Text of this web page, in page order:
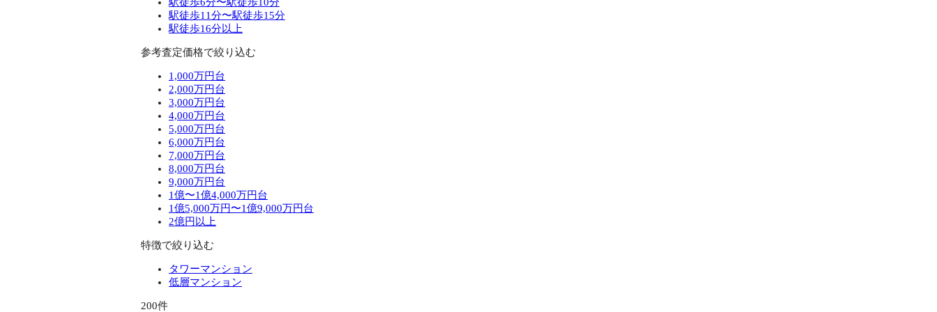
駅徒歩11分〜駅徒歩15分
駅徒歩16分以上
参考査定価格で絞り込む
1,000万円台
2,000万円台
3,000万円台
4,000万円台
5,000万円台
6,000万円台
7,000万円台
8,000万円台
9,000万円台
1億〜1億4,000万円台
1億5,000万円〜1億9,000万円台
2億円以上
特徴で絞り込む
タワーマンション
低層マンション
200件